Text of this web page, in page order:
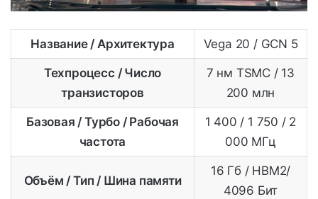
Название / Архитектура Vega 20 / GCN 5
Техпроцесс / Число
транзисторов
7 нм TSMC / 13
200 млн
Базовая / Турбо / Рабочая
частота
1 400 / 1 750 / 2
000 МГц
Объём / Тип / Шина памяти
16 Гб / HBM2/
4096 Бит